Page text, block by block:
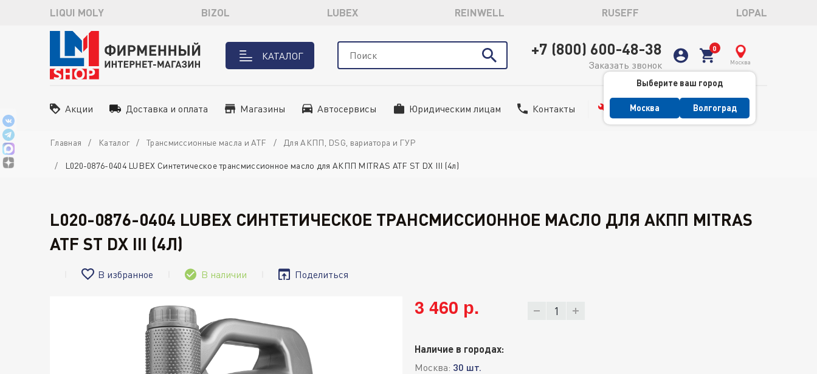
LIQUI MOLY BIZOL LUBEX REINWELL RUSEFF LOPAL
КАТАЛОГ +7 (800) 600-48-38
Заказать звонок Москва
Выберите ваш город
Москва Волгоград
Акции Доставка и оплата Магазины Автосервисы Юридическим лицам Контакты Сервис
Главная Каталог Трансмиссионные масла и ATF Для АКПП, DSG, вариатора и ГУР
L020-0876-0404 LUBEX Синтетическое трансмиссионное масло для АКПП MITRAS ATF ST DX III (4л)
L020-0876-0404 LUBEX СИНТЕТИЧЕСКОЕ ТРАНСМИССИОННОЕ МАСЛО ДЛЯ АКПП MITRAS
ATF ST DX III (4Л)
В избранное В наличии Поделиться
3 460 р.
Наличие в городах:
Москва: 30 шт.